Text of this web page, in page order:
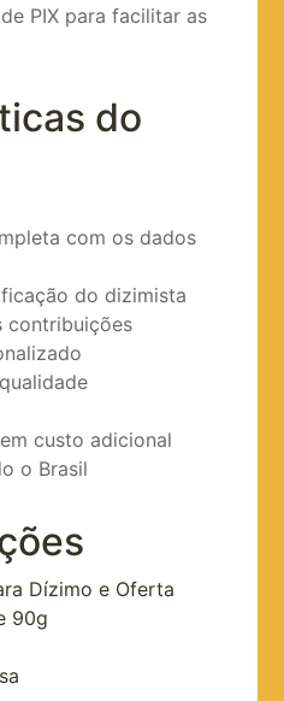
PIX para facilitar as
do
com os dados
do dizimista
contribuições
custo adicional
o Brasil
Dízimo e Oferta
90g